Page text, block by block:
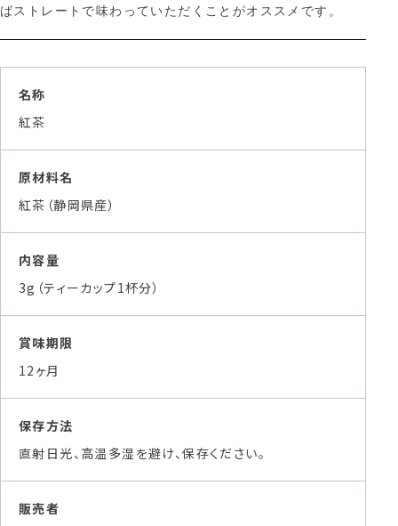
ばストレートで味わっていただくことがオススメです。
名称
紅茶
原材料名
紅茶（静岡県産）
内容量
3g（ティーカップ1杯分）
賞味期限
12ヶ月
保存方法
直射日光、高温多湿を避け、保存ください。
販売者